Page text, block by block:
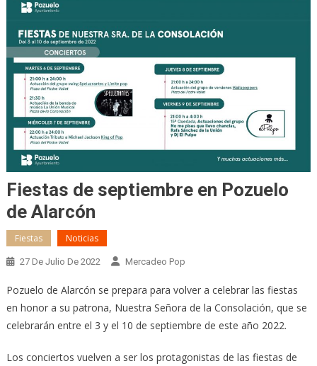
Fiestas de septiembre en Pozuelo
de Alarcón
Fiestas Noticias
27 De Julio De 2022 Mercadeo Pop
Pozuelo de Alarcón se prepara para volver a celebrar las fiestas
en honor a su patrona, Nuestra Señora de la Consolación, que se
celebrarán entre el 3 y el 10 de septiembre de este año 2022.
Los conciertos vuelven a ser los protagonistas de las fiestas de